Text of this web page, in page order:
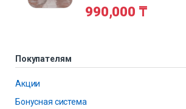
990,000 ₸
Покупателям
Акции
Бонусная система